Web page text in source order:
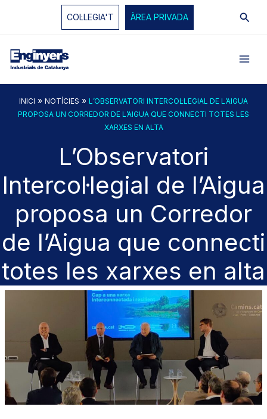
COL·LEGIA'T ÀREA PRIVADA
INICI » NOTÍCIES » L’OBSERVATORI INTERCOL·LEGIAL DE L’AIGUA
PROPOSA UN CORREDOR DE L’AIGUA QUE CONNECTI TOTES LES
XARXES EN ALTA
L’Observatori
Intercol·legial de l’Aigua
proposa un Corredor
de l’Aigua que connecti
totes les xarxes en alta